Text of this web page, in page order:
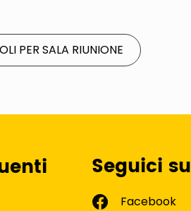
PER SALA RIUNIONE
Seguici su